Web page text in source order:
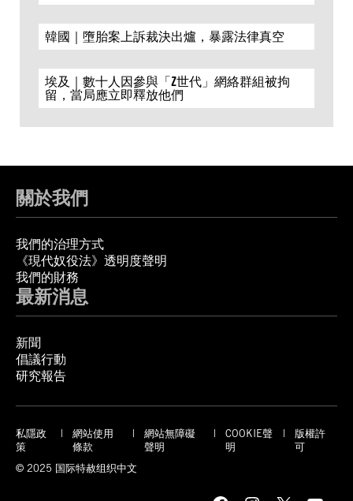
韓國｜墮胎案上訴裁決出爐，暴露法律真空
埃及｜數十人因參與「Z世代」網絡群組被拘
留，當局應立即釋放他們
關於我們
我們的治理方式
《現代奴役法》透明度聲明
我們的財務
最新消息
新聞
倡議行動
研究報告
私隱政
策
網站使用
條款
網站無障礙
聲明
COOKIE聲
明
版權許
可
© 2025 国际特赦组织中文